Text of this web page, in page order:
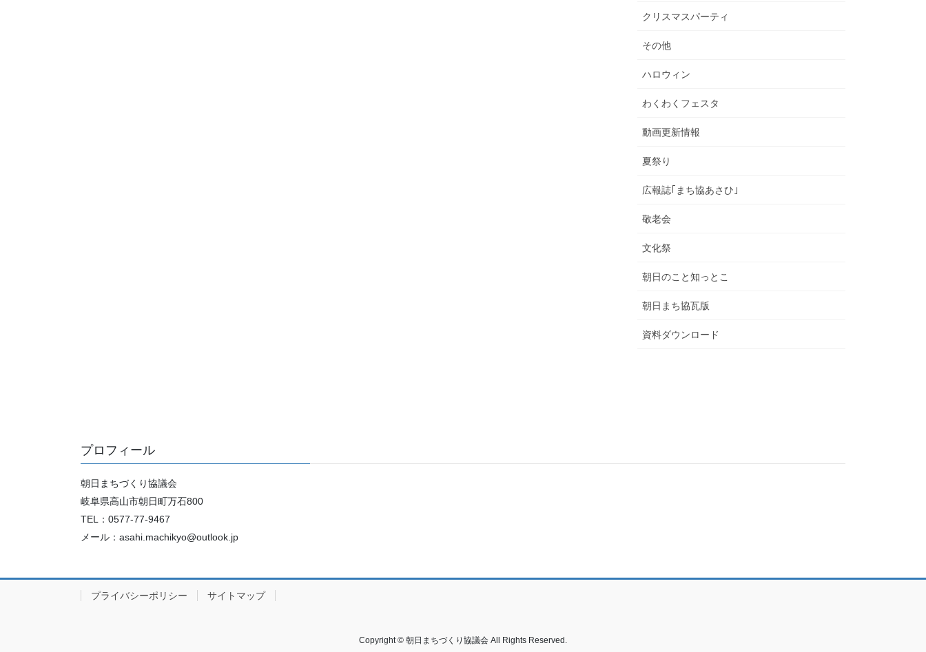
クリスマスパーティ
その他
ハロウィン
わくわくフェスタ
動画更新情報
夏祭り
広報誌｢まち協あさひ｣
敬老会
文化祭
朝日のこと知っとこ
朝日まち協瓦版
資料ダウンロード
プロフィール
朝日まちづくり協議会
岐阜県高山市朝日町万石800
TEL：0577-77-9467
メール：asahi.machikyo@outlook.jp
プライバシーポリシー サイトマップ
Copyright © 朝日まちづくり協議会 All Rights Reserved.